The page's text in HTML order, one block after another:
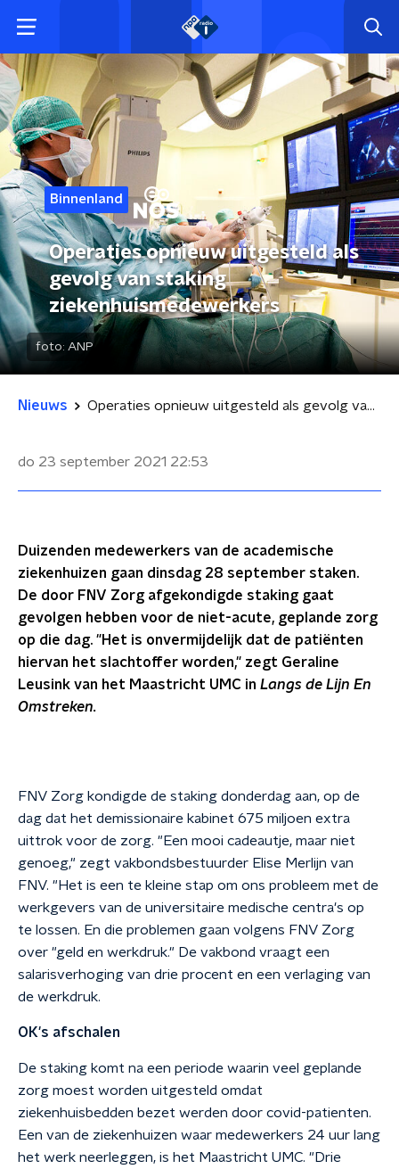
Binnenland
Operaties opnieuw uitgesteld als
gevolg van staking
ziekenhuismedewerkers
foto: ANP
Nieuws Operaties opnieuw uitgesteld als gevolg van staking ziekenhuismedewerkers
do 23 september 2021 22:53
Duizenden medewerkers van de academische
ziekenhuizen gaan dinsdag 28 september staken.
De door FNV Zorg afgekondigde staking gaat
gevolgen hebben voor de niet-acute, geplande zorg
op die dag. "Het is onvermijdelijk dat de patiënten
hiervan het slachtoffer worden," zegt Geraline
Leusink van het Maastricht UMC in Langs de Lijn En
Omstreken.
FNV Zorg kondigde de staking donderdag aan, op de
dag dat het demissionaire kabinet 675 miljoen extra
uittrok voor de zorg. "Een mooi cadeautje, maar niet
genoeg," zegt vakbondsbestuurder Elise Merlijn van
FNV. "Het is een te kleine stap om ons probleem met de
werkgevers van de universitaire medische centra's op
te lossen. En die problemen gaan volgens FNV Zorg
over "geld en werkdruk." De vakbond vraagt een
salarisverhoging van drie procent en een verlaging van
de werkdruk.
OK's afschalen
De staking komt na een periode waarin veel geplande
zorg moest worden uitgesteld omdat
ziekenhuisbedden bezet werden door covid-patienten.
Een van de ziekenhuizen waar medewerkers 24 uur lang
het werk neerleggen, is het Maastricht UMC. "Drie